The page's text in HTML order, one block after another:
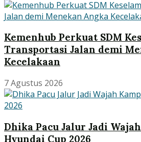
Kemenhub Perkuat SDM
Transportasi Jalan demi
Kecelakaan
7 Agustus 2026
Dhika Pacu Jalur Jadi
Hyundai Cup 2026